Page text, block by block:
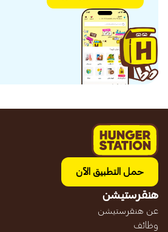
حمل التطبيق الآن
هنقرستيشن
عن هنقرستيشن
وظائف